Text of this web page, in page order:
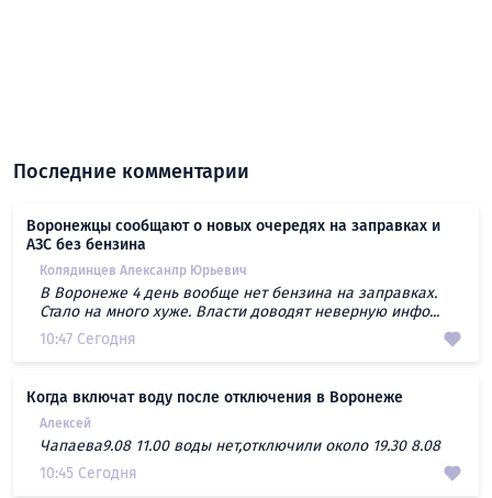
Последние комментарии
Воронежцы сообщают о новых очередях на заправках и
АЗС без бензина
Колядинцев Алексанлр Юрьевич
В Воронеже 4 день вообще нет бензина на заправках.
Стало на много хуже. Власти доводят неверную инфо...
10:47 Сегодня
Когда включат воду после отключения в Воронеже
Алексей
Чапаева9.08 11.00 воды нет,отключили около 19.30 8.08
10:45 Сегодня